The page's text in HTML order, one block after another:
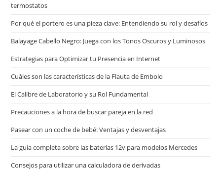
termostatos
Por qué el portero es una pieza clave: Entendiendo su rol y desafíos
Balayage Cabello Negro: Juega con los Tonos Oscuros y Luminosos
Estrategias para Optimizar tu Presencia en Internet
Cuáles son las características de la Flauta de Embolo
El Calibre de Laboratorio y su Rol Fundamental
Precauciones a la hora de buscar pareja en la red
Pasear con un coche de bebé: Ventajas y desventajas
La guía completa sobre las baterías 12v para modelos Mercedes
Consejos para utilizar una calculadora de derivadas